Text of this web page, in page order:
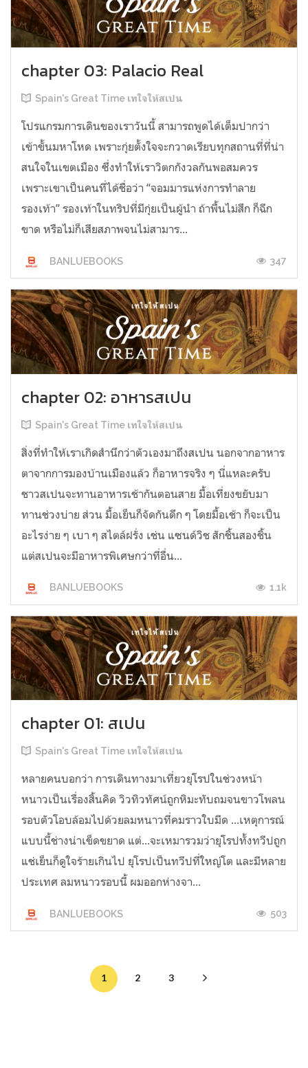
chapter 03: Palacio Real
Spain's Great Time เทใจให้สเปน
โปรแกรมการเดินของเราวันนี้ สามารถพูดได้เต็มปากว่า
เข้าขั้นมหาโหด เพราะกุ่ยตั้งใจจะกวาดเรียบทุกสถานที่ที่น่า
สนใจในเขตเมือง ซึ่งทำให้เราวิตกกังวลกันพอสมควร
เพราะเขาเป็นคนที่ได้ชื่อว่า “จอมมารแห่งการทำลาย
รองเท้า” รองเท้าในทริปที่มีกุ่ยเป็นผู้นำ ถ้าพื้นไม่สึก ก็ฉีก
ขาด หรือไม่ก็เสียสภาพจนไม่สามาร...
BANLUEBOOKS 347
chapter 02: อาหารสเปน
Spain's Great Time เทใจให้สเปน
สิ่งที่ทำให้เราเกิดสำนึกว่าตัวเองมาถึงสเปน นอกจากอาหาร
ตาจากการมองบ้านเมืองแล้ว ก็อาหารจริง ๆ นี่แหละครับ
ชาวสเปนจะทานอาหารเช้ากันตอนสาย มื้อเที่ยงขยับมา
ทานช่วงบ่าย ส่วน มื้อเย็นก็จัดกันดึก ๆ โดยมื้อเช้า ก็จะเป็น
อะไรง่าย ๆ เบา ๆ สไตล์ฝรั่ง เช่น แซนด์วิช สักชิ้นสองชิ้น
แต่สเปนจะมีอาหารพิเศษกว่าที่อื่น...
BANLUEBOOKS 1.1k
chapter 01: สเปน
Spain's Great Time เทใจให้สเปน
หลายคนบอกว่า การเดินทางมาเที่ยวยุโรปในช่วงหน้า
หนาวเป็นเรื่องสิ้นคิด วิวทิวทัศน์ถูกหิมะทับถมจนขาวโพลน
รอบตัวโอบล้อมไปด้วยลมหนาวที่คมราวใบมีด ...เหตุการณ์
แบบนี้ช่างน่าเข็ดขยาด แต่...จะเหมารวมว่ายุโรปทั้งทวีปถูก
แช่เย็นก็ดูใจร้ายเกินไป ยุโรปเป็นทวีปที่ใหญ่โต และมีหลาย
ประเทศ ลมหนาวรอบนี้ ผมออกห่างจา...
BANLUEBOOKS 503
1 2 3